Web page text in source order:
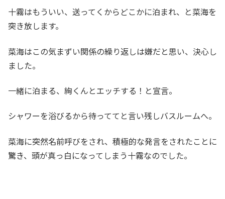
十霧はもういい、送ってくからどこかに泊まれ、と菜海を
突き放します。
菜海はこの気まずい関係の繰り返しは嫌だと思い、決心し
ました。
一緒に泊まる、絢くんとエッチする！と宣言。
シャワーを浴びるから待っててと言い残しバスルームへ。
菜海に突然名前呼びをされ、積極的な発言をされたことに
驚き、頭が真っ白になってしまう十霧なのでした。